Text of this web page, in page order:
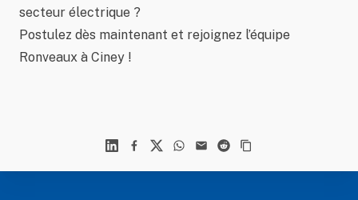
secteur électrique ?
Postulez dès maintenant et rejoignez l’équipe
Ronveaux à Ciney !
LinkedinFacebook
X WhatsApp
MailReddit